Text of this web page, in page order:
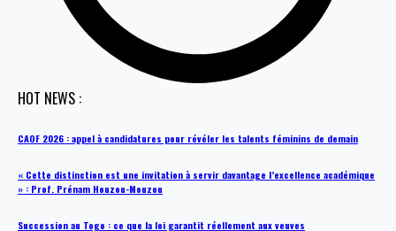
HOT NEWS :
CAOF 2026 : appel à candidatures pour révéler les talents féminins de demain
« Cette distinction est une invitation à servir davantage l’excellence académique
» : Prof. Prénam Houzou-Mouzou
Succession au Togo : ce que la loi garantit réellement aux veuves